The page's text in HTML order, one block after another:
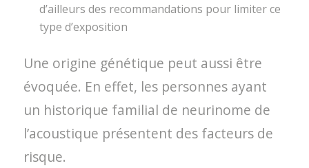
d’ailleurs des recommandations pour limiter ce
type d’exposition
Une origine génétique peut aussi être
évoquée. En effet, les personnes ayant
un historique familial de neurinome de
l’acoustique présentent des facteurs de
risque.